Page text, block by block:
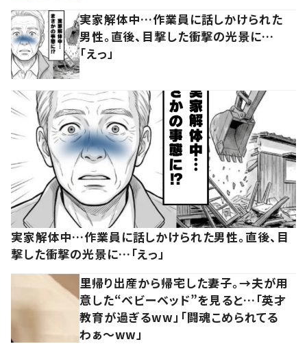
実家解体中…作業員に話しかけられた
男性。直後、目撃した衝撃の光景に…
「えっ」
実家解体中…作業員に話しかけられた男性。直後、目
撃した衝撃の光景に…「えっ」
里帰り出産から帰宅した妻子。→夫が用
意した“ベビーベッド”を見ると…「英才
教育が過ぎるww」「闘魂こめられてる
わぁ～ww」